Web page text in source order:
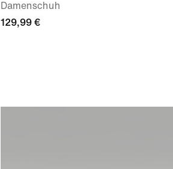
Damenschuh
129,99 €